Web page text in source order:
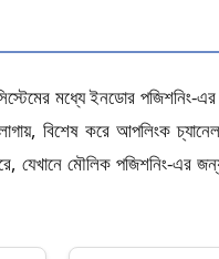
মধ্যে ইনডোর পজিশনিং-
বিশেষ করে আপলিংক
মৌলিক পজিশনিং-এর